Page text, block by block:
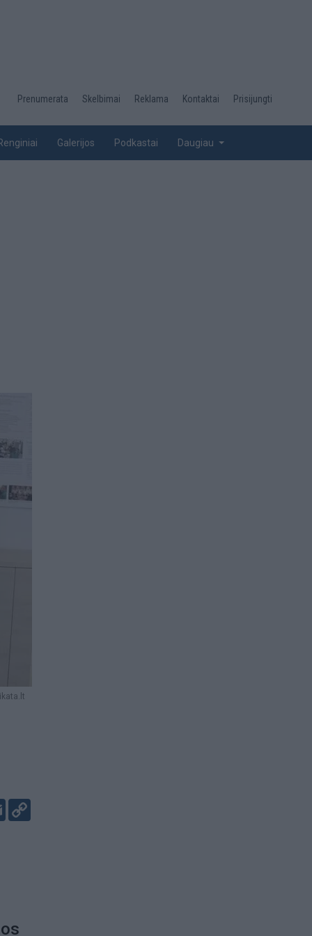
Desktop
top
Prenumerata Skelbimai Reklama Kontaktai Prisijungti
Galerijos Podkastai Daugiau
Email